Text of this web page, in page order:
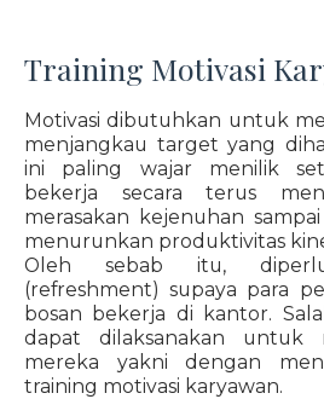
Training Motivasi
Motivasi dibutuhkan untuk
menjangkau target yang
ini paling wajar menilik
bekerja secara terus
merasakan kejenuhan
menurunkan produktivitas
Oleh sebab itu,
(refreshment) supaya para
bosan bekerja di kantor.
dapat dilaksanakan untuk
mereka yakni dengan
training motivasi karyawan.